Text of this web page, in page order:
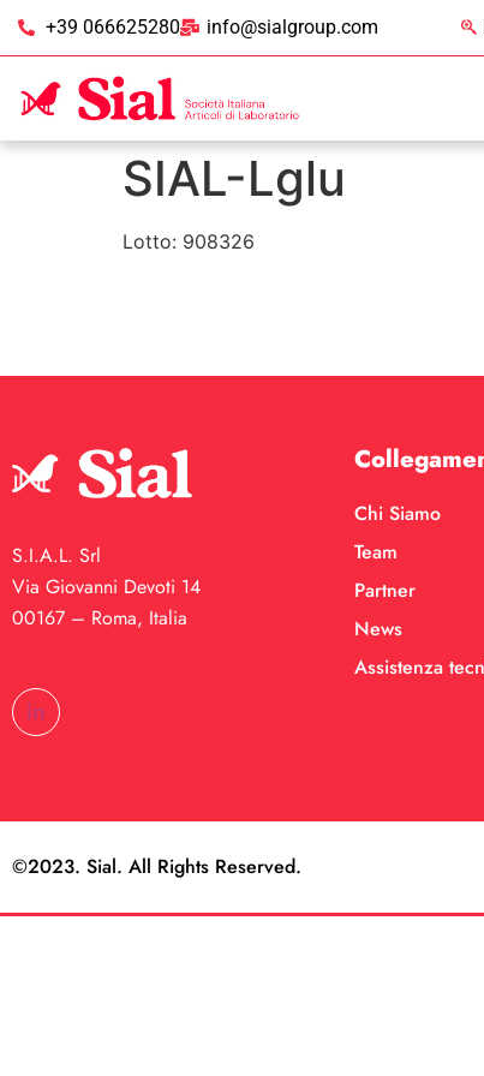
+39 066625280 info@sialgroup.com
SIAL-Lglu
Lotto: 908326
S.I.A.L. Srl
Via Giovanni Devoti 14
00167 – Roma, Italia
Chi Siamo
Team
Partner
News
Assistenza
©2023. Sial. All Rights Reserved.